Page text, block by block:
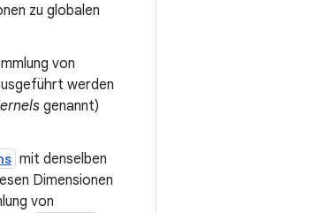
zu globalen
von
werden
genannt)
mit denselben
Dimensionen
von